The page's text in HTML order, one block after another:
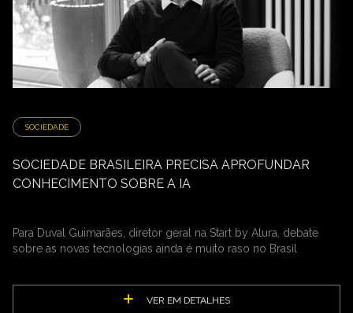
SOCIEDADE
SOCIEDADE BRASILEIRA PRECISA APROFUNDAR
CONHECIMENTO SOBRE A IA
Para Duval Guimarães, diretor geral na Start by Alura, debate
sobre as novas tecnologias ainda é muito raso no Brasil
VER EM DETALHES